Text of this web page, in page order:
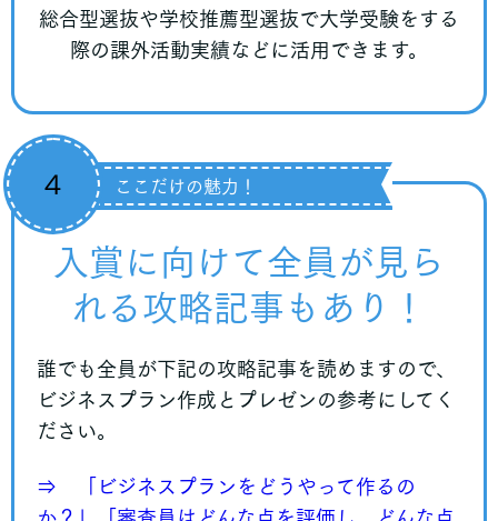
総合型選抜や学校推薦型選抜で大学受験をする
際の課外活動実績などに活用できます。
ここだけの魅力！
４
入賞に向けて全員が見ら
れる攻略記事もあり！
誰でも全員が下記の攻略記事を読めますので、
ビジネスプラン作成とプレゼンの参考にしてく
ださい。
⇒ 「ビジネスプランをどうやって作るの